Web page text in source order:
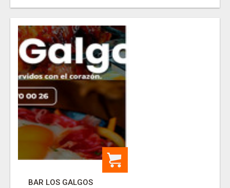
BAR LOS GALGOS